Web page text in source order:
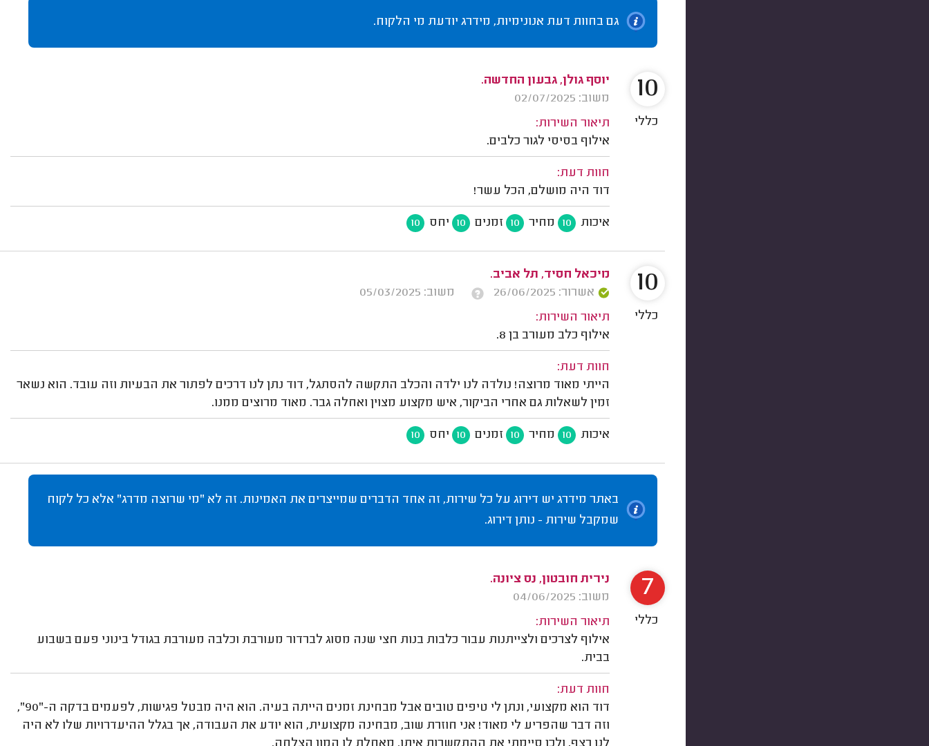
גם בחוות דעת אנונימיות, מידרג יודעת מי הלקוח.
יוסף גולן, גבעון החדשה.
משוב: 02/07/2025
תיאור השירות:
אילוף בסיסי לגור כלבים.
חוות דעת:
דוד היה מושלם, הכל עשר!
איכות 10 מחיר 10 זמנים 10 יחס 10
10
כללי
מיכאל חסיד, תל אביב.
אשרור: 26/06/2025
משוב: 05/03/2025
תיאור השירות:
אילוף כלב מעורב בן 8.
חוות דעת:
הייתי מאוד מרוצה! נולדה לנו ילדה והכלב התקשה להסתגל, דוד נתן לנו דרכים לפתור את הבעיות וזה עובד. הוא נשאר
זמין לשאלות גם אחרי הביקור, איש מקצוע מצוין ואחלה גבר. מאוד מרוצים ממנו.
איכות 10 מחיר 10 זמנים 10 יחס 10
10
כללי
באתר מידרג יש דירוג על כל שירות, זה אחד הדברים שמייצרים את האמינות. זה לא "מי שרוצה מדרג" אלא כל לקוח
שמקבל שירות - נותן דירוג.
נירית חובטון, נס ציונה.
משוב: 04/06/2025
תיאור השירות:
אילוף לצרכים ולצייתנות עבור כלבות בנות חצי שנה מסוג לברדור מעורבת וכלבה מעורבת בגודל בינוני פעם בשבוע
בבית.
חוות דעת:
דוד הוא מקצועי, ונתן לי טיפים טובים אבל מבחינת זמנים הייתה בעיה. הוא היה מבטל פגישות, לפעמים בדקה ה-"90",
וזה דבר שהפריע לי מאוד! אני חוזרת שוב, מבחינה מקצועית, הוא יודע את העבודה, אך בגלל ההיעדרויות שלו לא היה
7
כללי